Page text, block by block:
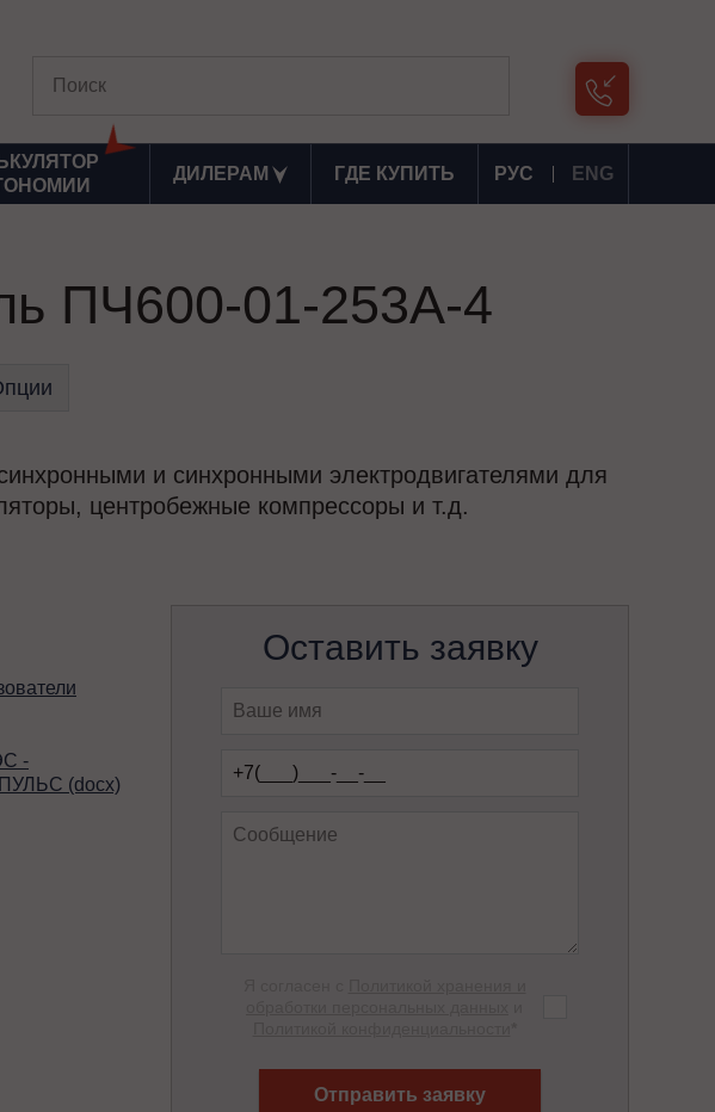
ДИЛЕРАМ ГДЕ КУПИТЬ РУС ENG
ПЧ600-01-253А-4
и синхронными электродвигателями для
центробежные компрессоры и т.д.
-
(docx)
Оставить заявку
Отправить заявку